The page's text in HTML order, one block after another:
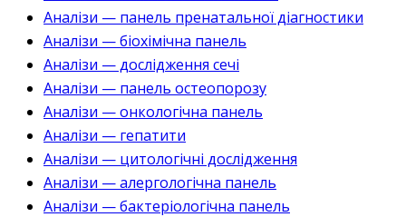
Аналізи — панель пренатальної діагностики
Аналізи — біохімічна панель
Аналізи — дослідження сечі
Аналізи — панель остеопорозу
Аналізи — онкологічна панель
Аналізи — гепатити
Аналізи — цитологічні дослідження
Аналізи — алергологічна панель
Аналізи — бактеріологічна панель